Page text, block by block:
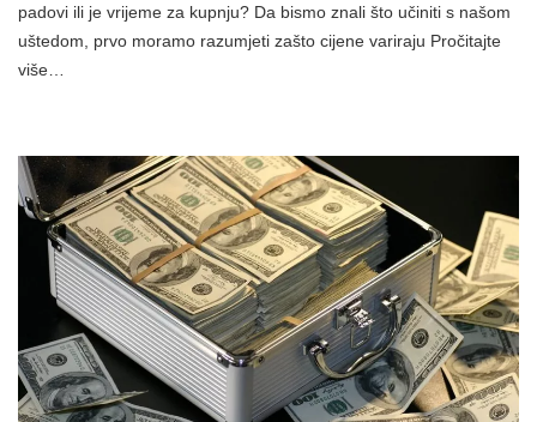
padovi ili je vrijeme za kupnju? Da bismo znali što učiniti s našom
uštedom, prvo moramo razumjeti zašto cijene variraju Pročitajte
više…